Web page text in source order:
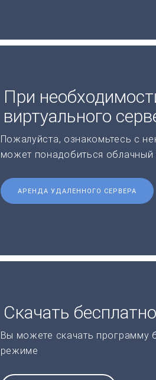
При
виртуального
Пожалуйста, ознакомьтесь с
может понадобиться облачный
АРЕНДА УДАЛЕННОГО СЕРВЕРА
Скачать бесплатно
Вы можете скачать программу
режиме